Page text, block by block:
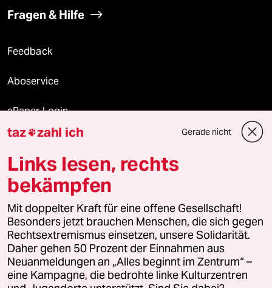
Fragen & Hilfe
Feedback
Aboservice
ePaper Login
Downloads für Abonnierende
© 2026 taz Verlags und Vertriebs GmbH
Alle Rechte vorbehalten. Bei rechtlichen Fragen oder für Genehmigungen
wenden Sie sich bitte an
lizenzen@taz.de
Feedback Redaktionsstatut Kommune-Richtlinien
Leitlinie Informant Datenschutz Impressum AGB
taz zahl ich Gerade nicht
Links lesen, rechts
bekämpfen
Mit doppelter Kraft für eine offene Gesellschaft!
Besonders jetzt brauchen Menschen, die sich gegen
Rechtsextremismus einsetzen, unsere Solidarität.
Daher gehen 50 Prozent der Einnahmen aus
Neuanmeldungen an „Alles beginnt im Zentrum“ –
eine Kampagne, die bedrohte linke Kulturzentren